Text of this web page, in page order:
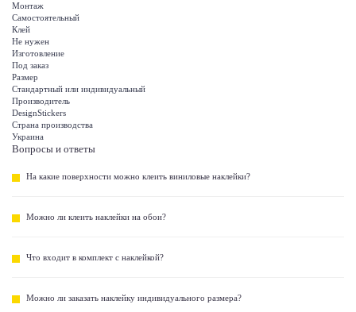
Монтаж
Самостоятельный
Клей
Не нужен
Изготовление
Под заказ
Размер
Стандартный или индивидуальный
Производитель
DesignStickers
Страна производства
Украина
Вопросы и ответы
На какие поверхности можно клеить виниловые наклейки?
Можно ли клеить наклейки на обои?
Что входит в комплект с наклейкой?
Можно ли заказать наклейку индивидуального размера?